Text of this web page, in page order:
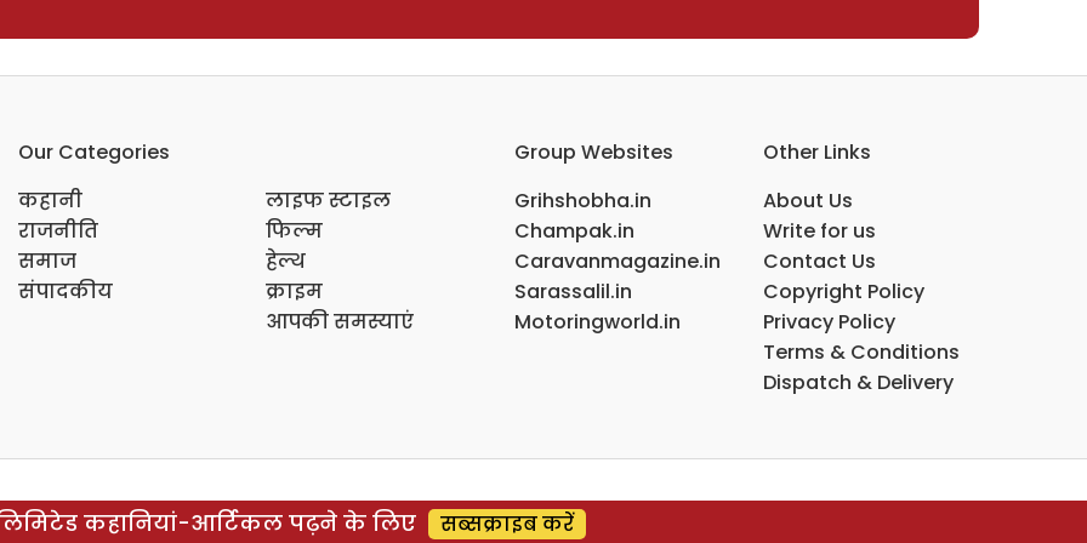
Our Categories
कहानी
राजनीति
समाज
संपादकीय
लाइफ स्टाइल
फिल्म
हेल्थ
क्राइम
आपकी समस्याएं
Group Websites
Grihshobha.in
Champak.in
Caravanmagazine.in
Sarassalil.in
Motoringworld.in
Other Links
About Us
Write for us
Contact Us
Copyright Policy
Privacy Policy
Terms & Conditions
Dispatch & Delivery
कहानियां-आर्टिकल पढ़ने के लिए सब्सक्राइब करें